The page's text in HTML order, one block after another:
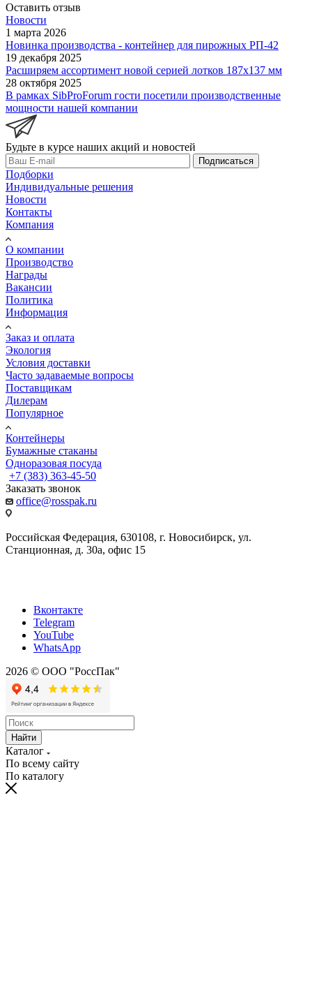
Оставить отзыв
Новости
1 марта 2026
Новинка производства - контейнер для пирожных РП-42
19 декабря 2025
Расширяем ассортимент новой серией лотков 187х137 мм
28 октября 2025
В рамках SibProForum гости посетили производственные
мощности нашей компании
Будьте в курсе наших акций и новостей
Подписаться
Подборки
Индивидуальные решения
Новости
Контакты
Компания
О компании
Производство
Награды
Вакансии
Политика
Информация
Заказ и оплата
Экология
Условия доставки
Часто задаваемые вопросы
Поставщикам
Дилерам
Популярное
Контейнеры
Бумажные стаканы
Одноразовая посуда
+7 (383) 363-45-50
Заказать звонок
office@rosspak.ru
Российская Федерация, 630108, г. Новосибирск, ул.
Станционная, д. 30а, офис 15
Вконтакте
Telegram
YouTube
WhatsApp
2026 © ООО "РоссПак"
Найти
Каталог
По всему сайту
По каталогу